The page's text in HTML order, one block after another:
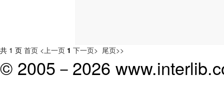
共 1 页 首页 <上一页 1 下一页> 尾页>>
© 2005－ 2026